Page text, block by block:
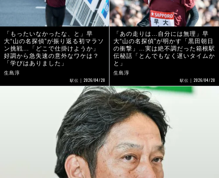
「もったいなかったな、と」早
大“山の名探偵”が振り返る初マラソ
ン挑戦…「どこで仕掛けようか」
好調から急失速の意外なワケは？
「学びはありました」
生島淳
駅伝 2026/04/28
「あの走りは…自分には無理」早
大“山の名探偵”が明かす「黒田朝日
の衝撃」…実は絶不調だった箱根駅
伝秘話「とんでもなく遅いタイムか
と」
生島淳
駅伝 2026/04/28